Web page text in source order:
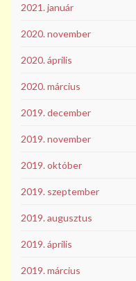
2021. január
2020. november
2020. április
2020. március
2019. december
2019. november
2019. október
2019. szeptember
2019. augusztus
2019. április
2019. március